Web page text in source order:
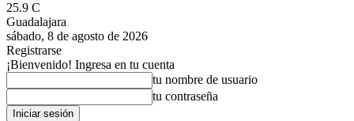
25.9 C
Guadalajara
sábado, 8 de agosto de 2026
Registrarse
¡Bienvenido! Ingresa en tu cuenta
tu nombre de usuario
tu contraseña